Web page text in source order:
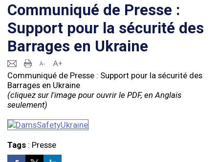
Communiqué de Presse :
Support pour la sécurité des
Barrages en Ukraine
Communiqué de Presse : Support pour la sécurité des
Barrages en Ukraine
(cliquez sur l'image pour ouvrir le PDF, en Anglais
seulement)
Tags: Presse